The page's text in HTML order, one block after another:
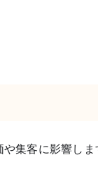
集客に影響し